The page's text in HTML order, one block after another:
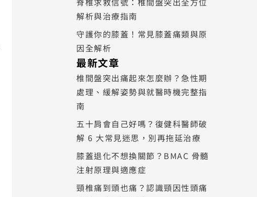
解析與治療指南
守護你的膝蓋！常見膝蓋痛類與原
因全解析
最新文章
椎間盤突出痛起來怎麼辦？急性期
處理、緩解姿勢與就醫時機完整指
南
五十肩會自己好嗎？復健科醫師破
解 6 大常見迷思，別再拖延治療
膝蓋退化不想換關節？BMAC 骨髓
注射原理與適應症
頸椎痛到頭也痛？認識頸因性頭痛